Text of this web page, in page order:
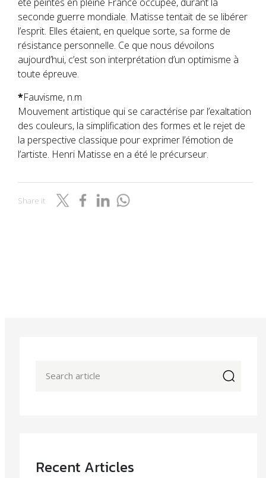
seconde guerre mondiale. Matisse tentait de se libérer
l’esprit. Elles étaient, en quelque sorte, sa forme de
résistance personnelle. Ce que nous dévoilons
aujourd’hui, c’est son interprétation d’un optimisme à
toute épreuve.
*Fauvisme, n.m
Mouvement artistique qui se caractérise par l’exaltation
des couleurs, la simplification des formes et le rejet de
la perspective classique pour exprimer l’émotion de
l’artiste. Henri Matisse en a été le précurseur.
Share it
Recent Articles